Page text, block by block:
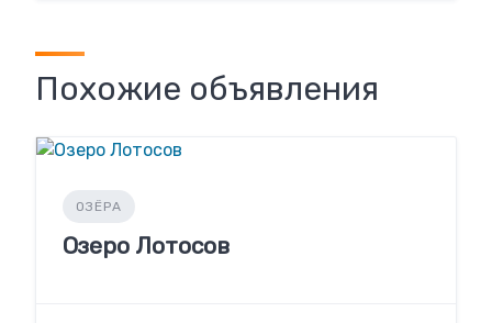
Похожие объявления
ОЗЁРА
Озеро Лотосов